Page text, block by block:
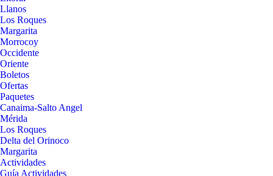
Llanos
Los Roques
Margarita
Morrocoy
Occidente
Oriente
Boletos
Ofertas
Paquetes
Canaima-Salto Angel
Mérida
Los Roques
Delta del Orinoco
Margarita
Actividades
Guía Actividades